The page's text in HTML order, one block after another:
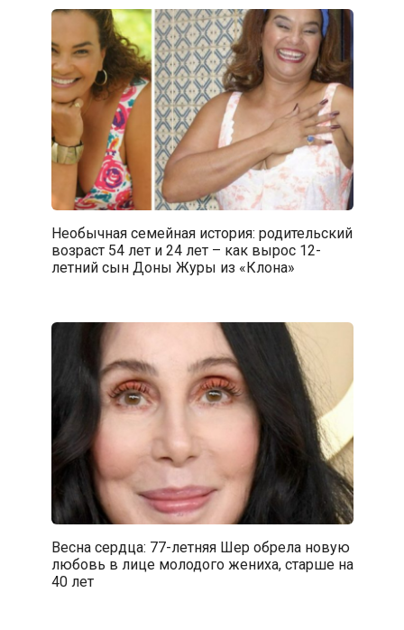
Необычная семейная история: родительский
возраст 54 лет и 24 лет – как вырос 12-
летний сын Доны Журы из «Клона»
Весна сердца: 77-летняя Шер обрела новую
любовь в лице молодого жениха, старше на
40 лет